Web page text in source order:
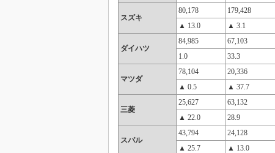
スズキ
80,178 179,428
▲ 13.0
▲ 3.1
ダイハツ
84,985 67,103
1.0
33.3
マツダ
78,104 20,336
▲ 0.5
▲ 37.7
三菱
25,627 63,132
▲ 22.0
28.9
スバル
43,794 24,128
▲ 25.7
▲ 13.0